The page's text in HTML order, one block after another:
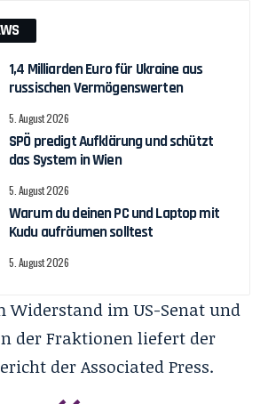
1,4 Milliarden Euro für Ukraine aus
russischen Vermögenswerten
5. August 2026
SPÖ predigt Aufklärung und schützt
das System in Wien
5. August 2026
Warum du deinen PC und Laptop mit
Kudu aufräumen solltest
5. August 2026
Widerstand im US-Senat und
der Fraktionen liefert der
derAssociated Press.